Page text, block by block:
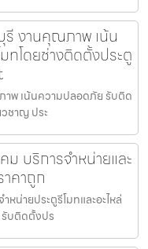
รี งานคุณภาพ เน้น
โดยช่างติดตั้งประตู
าพ เน้นความปลอดภัย รับติด
ชาญ ประ
บริการจำหน่ายและ
คาถูก
น่ายประตูรีโมทและอะไหล่
บติดตั้งปร